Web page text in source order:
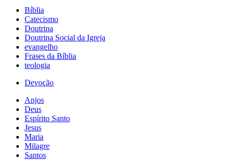
Bíblia
Catecismo
Doutrina
Doutrina Social da Igreja
evangelho
Frases da Bíblia
teologia
Devoção
Anjos
Deus
Espírito Santo
Jesus
Maria
Milagre
Santos